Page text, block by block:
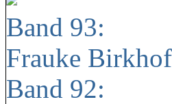
Band 93:
Frauke
Band 92: